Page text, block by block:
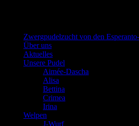
Zwergpudelzucht von den
Über uns
Aktuelles
Unsere Pudel
Aimée-Dascha
Alisa
Bettina
Crimea
Irina
Welpen
J-Wurf